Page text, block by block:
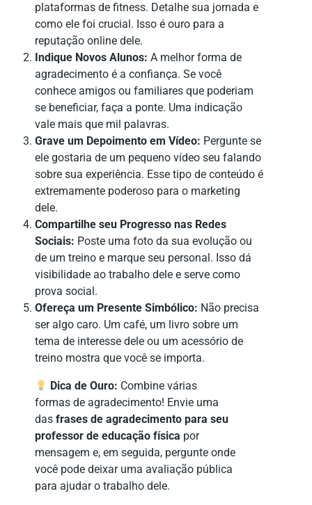
plataformas de fitness. Detalhe sua jornada e
como ele foi crucial. Isso é ouro para a
reputação online dele.
Indique Novos Alunos: A melhor forma de
agradecimento é a confiança. Se você
conhece amigos ou familiares que poderiam
se beneficiar, faça a ponte. Uma indicação
vale mais que mil palavras.
Grave um Depoimento em Vídeo: Pergunte se
ele gostaria de um pequeno vídeo seu falando
sobre sua experiência. Esse tipo de conteúdo é
extremamente poderoso para o marketing
dele.
Compartilhe seu Progresso nas Redes
Sociais: Poste uma foto da sua evolução ou
de um treino e marque seu personal. Isso dá
visibilidade ao trabalho dele e serve como
prova social.
Ofereça um Presente Simbólico: Não precisa
ser algo caro. Um café, um livro sobre um
tema de interesse dele ou um acessório de
treino mostra que você se importa.
Dica de Ouro: Combine várias
formas de agradecimento! Envie uma
das frases de agradecimento para seu
professor de educação física por
mensagem e, em seguida, pergunte onde
você pode deixar uma avaliação pública
para ajudar o trabalho dele.